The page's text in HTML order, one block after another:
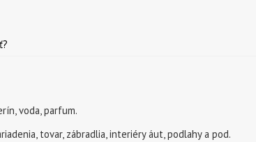
voda, parfum.
tovar, zábradlia, interiéry áut, podlahy a pod.